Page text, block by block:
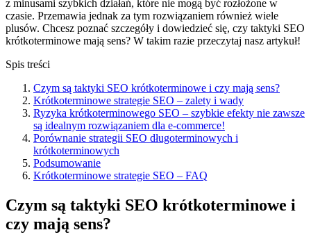
z minusami szybkich działań, które nie mogą być rozłożone w
czasie. Przemawia jednak za tym rozwiązaniem również wiele
plusów. Chcesz poznać szczegóły i dowiedzieć się, czy taktyki SEO
krótkoterminowe mają sens? W takim razie przeczytaj nasz artykuł!
Spis treści
Czym są taktyki SEO krótkoterminowe i czy mają sens?
Krótkoterminowe strategie SEO – zalety i wady
Ryzyka krótkoterminowego SEO – szybkie efekty nie zawsze
są idealnym rozwiązaniem dla e-commerce!
Porównanie strategii SEO długoterminowych i
krótkoterminowych
Podsumowanie
Krótkoterminowe strategie SEO – FAQ
Czym są taktyki SEO krótkoterminowe i
czy mają sens?